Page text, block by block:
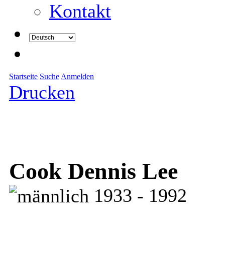
Kontakt
Startseite Suche Anmelden
Drucken
Cook Dennis Lee
1933 - 1992